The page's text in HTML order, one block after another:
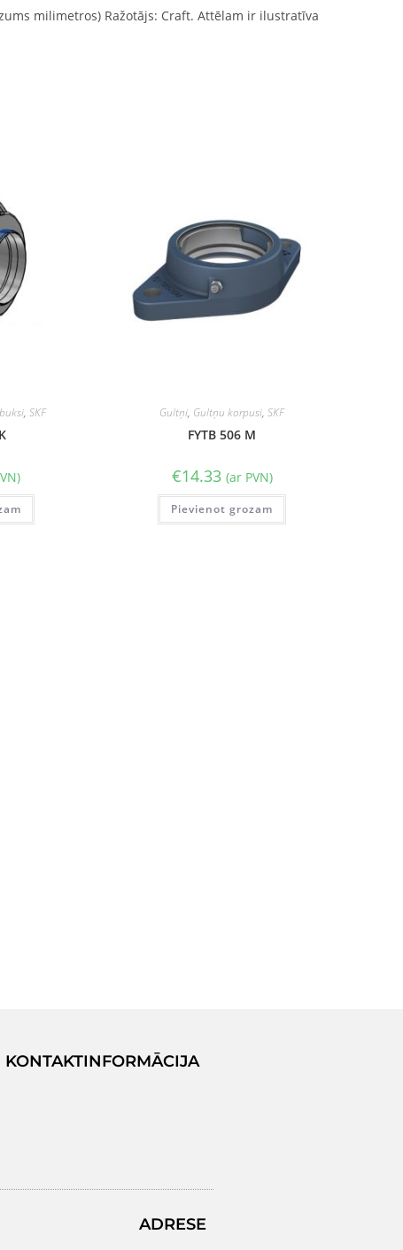
milimetros) Ražotājs: Craft. Attēlam ir ilustratīva
, SKF Gultņi, Gultņu korpusi,SKF
FYTB 506 M
€14.33 (ar PVN)
Pievienot grozam
KONTAKTINFORMĀCIJA
ADRESE